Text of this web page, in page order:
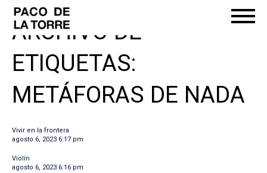
ARCHIVO DE
ETIQUETAS:
METÁFORAS DE NADA
Vivir en la frontera
agosto 6, 2023 6:17 pm
Violín
agosto 6, 2023 6:16 pm